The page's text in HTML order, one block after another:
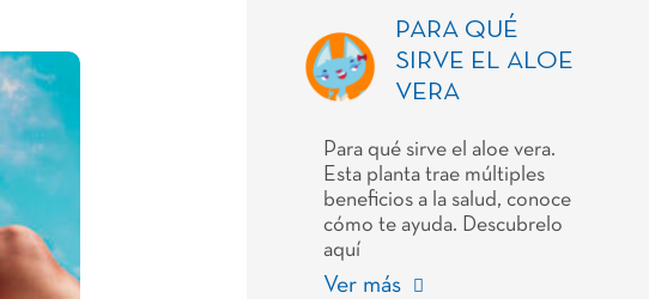
PARA QUÉ
SIRVE EL ALOE
VERA
Para qué sirve el aloe vera.
Esta planta trae múltiples
beneficios a la salud, conoce
cómo te ayuda. Descubrelo
aquí
Ver más